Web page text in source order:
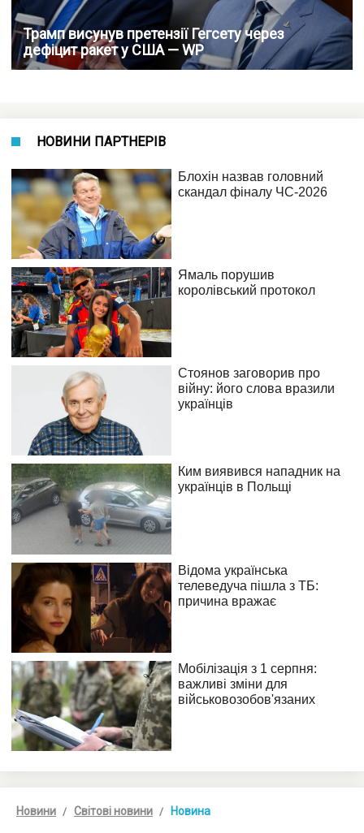
Трамп висунув претензії Гегсету через
дефіцит ракет у США — WP
НОВИНИ ПАРТНЕРІВ
Новини Світові новини Новина